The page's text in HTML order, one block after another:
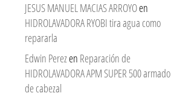
JESUS MANUEL MACIAS ARROYOen
HIDROLAVADORA RYOBI tira agua como
repararla
Edwin Perezen Reparación de
HIDROLAVADORA APM SUPER 500 armado
de cabezal